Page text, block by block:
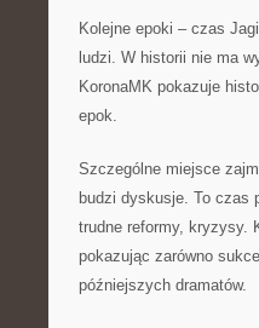
Kolejne epoki – czas
ludzi. W historii nie ma
KoronaMK pokazuje
epok.
Szczególne miejsce
budzi dyskusje. To czas
trudne reformy, kryzysy.
pokazując zarówno
późniejszych dramatów.